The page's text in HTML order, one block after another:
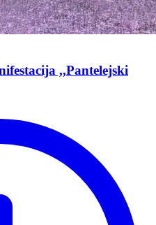
,,Pantelejski